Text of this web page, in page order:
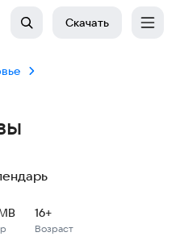
Скачать
62.2 MB
Возраст
16+